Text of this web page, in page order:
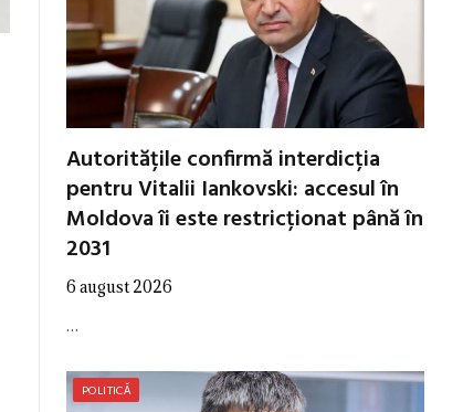
Autoritățile confirmă interdicția
pentru Vitalii Iankovski: accesul în
Moldova îi este restricționat până în
2031
6 august 2026
…
POLITICĂ